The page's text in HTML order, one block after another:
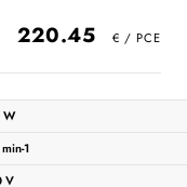
220.45
W
1
V